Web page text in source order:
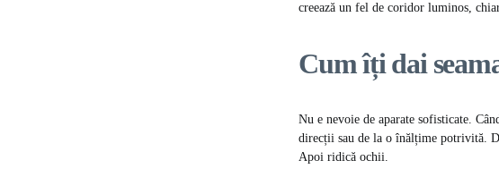
creează un fel de coridor luminos,
Cum îți dai
Nu e nevoie de aparate sofisticate.
direcții sau de la o înălțime potrivită.
Apoi ridică ochii.